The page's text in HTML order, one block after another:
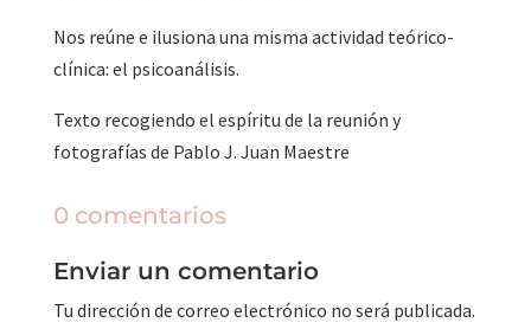
Nos reúne e ilusiona una misma actividad teórico-
clínica: el psicoanálisis.
Texto recogiendo el espíritu de la reunión y
fotografías de Pablo J. Juan Maestre
0 comentarios
Enviar un comentario
Tu dirección de correo electrónico no será publicada.